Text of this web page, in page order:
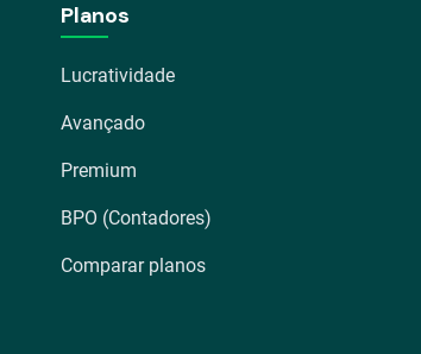
Planos
Lucratividade
Avançado
Premium
BPO (Contadores)
Comparar planos